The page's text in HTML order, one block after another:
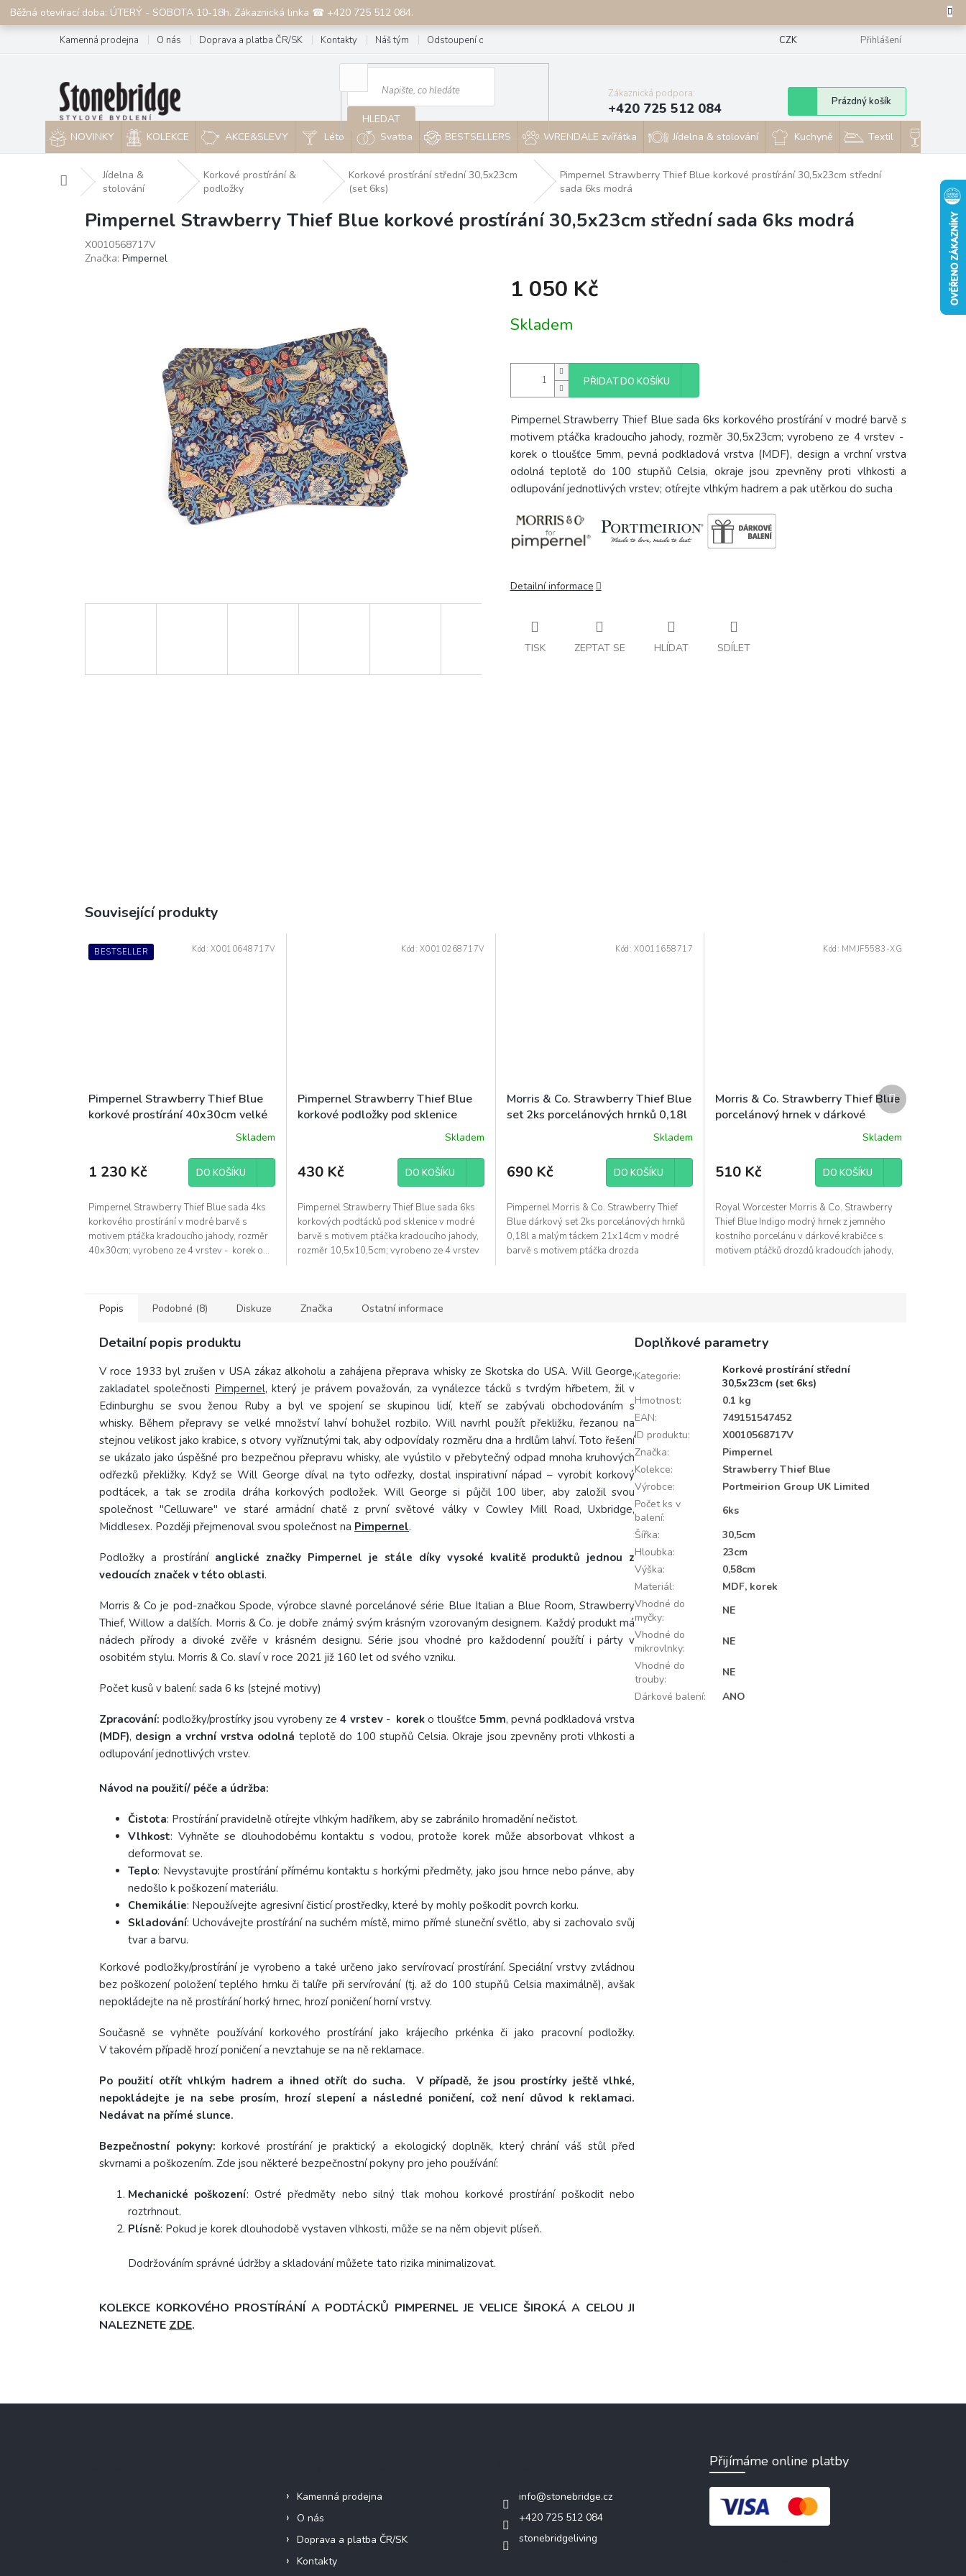
PřejítBěžná otevírací doba: ÚTERÝ - SOBOTA 10-18h. Zákaznická linka ☎ +420 725 512 084.
Kamenná prodejna O nás Doprava a platba ČR/SK Kontakty Náš tým Odstoupení od smlouvy CZK Přihlášení
HLEDAT
Zákaznická podpora:
+420 725 512 084
Nákupní
košík
Prázdný košík
NOVINKY KOLEKCE AKCE&SLEVY Léto Svatba BESTSELLERS WRENDALE zvířátka Jídelna & stolování Kuchyně Textil
Domů Jídelna &
stolování
Korkové prostírání &
podložky
Korkové prostírání střední 30,5x23cm
(set 6ks)
Pimpernel Strawberry Thief Blue korkové prostírání 30,5x23cm střední
sada 6ks modrá
Pimpernel Strawberry Thief Blue korkové prostírání 30,5x23cm střední sada 6ks modrá
X0010568717V
Značka: Pimpernel
1 050 Kč
cena:
Skladem
PŘIDAT DO KOŠÍKU
Pimpernel Strawberry Thief Blue sada 6ks korkového prostírání v modré barvě s
motivem ptáčka kradoucího jahody, rozměr 30,5x23cm; vyrobeno ze 4 vrstev -
korek o tloušťce 5mm, pevná podkladová vrstva (MDF), design a vrchní vrstva
odolná teplotě do 100 stupňů Celsia, okraje jsou zpevněny proti vlhkosti a
odlupování jednotlivých vrstev; otírejte vlhkým hadrem a pak utěrkou do sucha
Detailní informace
TISK ZEPTAT SE HLÍDAT SDÍLET
Související produkty
BESTSELLER
Pimpernel Strawberry Thief Blue
korkové prostírání 40x30cm velké
Skladem
1 230 Kč DO KOŠÍKU
Pimpernel Strawberry Thief Blue sada 4ks
korkového prostírání v modré barvě s
motivem ptáčka kradoucího jahody, rozměr
40x30cm; vyrobeno ze 4 vrstev - korek o...
Kód: X0010648717V
Pimpernel Strawberry Thief Blue
korkové podložky pod sklenice
10,5x10,5cm sada 6ks modráSkladem
430 Kč DO KOŠÍKU
Pimpernel Strawberry Thief Blue sada 6ks
korkových podtácků pod sklenice v modré
barvě s motivem ptáčka kradoucího jahody,
rozměr 10,5x10,5cm; vyrobeno ze 4 vrstev
Kód: X0010268717V
Morris & Co. Strawberry Thief Blue
set 2ks porcelánových hrnků 0,18l
Skladem
690 Kč DO KOŠÍKU
Pimpernel Morris & Co. Strawberry Thief
Blue dárkový set 2ks porcelánových hrnků
0,18l a malým táckem 21x14cm v modré
barvě s motivem ptáčka drozda
Kód: X0011658717
Morris & Co. Strawberry Thief Blue
porcelánový hrnek v dárkové
Skladem
510 Kč DO KOŠÍKU
Royal Worcester Morris & Co. Strawberry
Thief Blue Indigo modrý hrnek z jemného
kostního porcelánu v dárkové krabičce s
motivem ptáčků drozdů kradoucích jahody,
Kód: MMJF5583-XG
Další
produkt
Popis Podobné (8) Diskuze Značka Ostatní informace
Detailní popis produktu
V roce 1933 byl zrušen v USA zákaz alkoholu a zahájena přeprava whisky ze Skotska do USA. Will George,
zakladatel společnosti Pimpernel, který je právem považován, za vynálezce tácků s tvrdým hřbetem, žil v
Edinburghu se svou ženou Ruby a byl ve spojení se skupinou lidí, kteří se zabývali obchodováním s
whisky. Během přepravy se velké množství lahví bohužel rozbilo. Will navrhl použít překližku, řezanou na
stejnou velikost jako krabice, s otvory vyříznutými tak, aby odpovídaly rozměru dna a hrdlům lahví. Toto řešení
se ukázalo jako úspěšné pro bezpečnou přepravu whisky, ale vyústilo v přebytečný odpad mnoha kruhových
odřezků překližky. Když se Will George díval na tyto odřezky, dostal inspirativní nápad – vyrobit korkový
podtácek, a tak se zrodila dráha korkových podložek. Will George si půjčil 100 liber, aby založil svou
společnost "Celluware" ve staré armádní chatě z první světové války v Cowley Mill Road, Uxbridge,
Middlesex. Později přejmenoval svou společnost na Pimpernel.
Podložky a prostírání anglické značky Pimpernel je stále díky vysoké kvalitě produktů jednou z
vedoucích značek v této oblasti.
Morris & Co je pod-značkou Spode, výrobce slavné porcelánové série Blue Italian a Blue Room, Strawberry
Thief, Willow a dalších. Morris & Co. je dobře známý svým krásným vzorovaným designem. Každý produkt má
nádech přírody a divoké zvěře v krásném designu. Série jsou vhodné pro každodenní použítí i párty v
osobitém stylu. Morris & Co. slaví v roce 2021 již 160 let od svého vzniku.
Počet kusů v balení: sada 6 ks (stejné motivy)
Zpracování: podložky/prostírky jsou vyrobeny ze4 vrstev- koreko tloušťce5mm, pevná podkladová vrstva
(MDF), design a vrchní vrstva odolná teplotě do 100 stupňů Celsia. Okraje jsou zpevněny proti vlhkosti a
odlupování jednotlivých vrstev.
Návod na použití/ péče a údržba:
Čistota: Prostírání pravidelně otírejte vlhkým hadříkem, aby se zabránilo hromadění nečistot.
Vlhkost: Vyhněte se dlouhodobému kontaktu s vodou, protože korek může absorbovat vlhkost a
deformovat se.
Teplo: Nevystavujte prostírání přímému kontaktu s horkými předměty, jako jsou hrnce nebo pánve, aby
nedošlo k poškození materiálu.
Chemikálie: Nepoužívejte agresivní čisticí prostředky, které by mohly poškodit povrch korku.
Skladování: Uchovávejte prostírání na suchém místě, mimo přímé sluneční světlo, aby si zachovalo svůj
tvar a barvu.
Korkové podložky/prostírání je vyrobeno a také určeno jako servírovací prostírání. Speciální vrstvy zvládnou
bez poškození položení teplého hrnku či talíře při servírování (tj. až do 100 stupňů Celsia maximálně), avšak
nepokládejte na ně prostírání horký hrnec, hrozí poničení horní vrstvy.
Současně se vyhněte používání korkového prostírání jako krájecího prkénka či jako pracovní podložky.
V takovém případě hrozí poničení a nevztahuje se na ně reklamace.
Po použití otřít vhlkým hadrem a ihned otřít do sucha. V případě, že jsou prostírky ještě vlhké,
nepokládejte je na sebe prosím, hrozí slepení a následné poničení, což není důvod k reklamaci.
Nedávat na přímé slunce.
Bezpečnostní pokyny:korkové prostírání je praktický a ekologický doplněk, který chrání váš stůl před
skvrnami a poškozením. Zde jsou některé bezpečnostní pokyny pro jeho používání:
Mechanické poškození: Ostré předměty nebo silný tlak mohou korkové prostírání poškodit nebo
roztrhnout.
Plísně: Pokud je korek dlouhodobě vystaven vlhkosti, může se na něm objevit plíseň.
Dodržováním správné údržby a skladování můžete tato rizika minimalizovat.
KOLEKCE KORKOVÉHO PROSTÍRÁNÍ A PODTÁCKŮ PIMPERNEL JE VELICE ŠIROKÁ A CELOU JI
NALEZNETE ZDE.
Doplňkové parametry
Kategorie:
Korkové prostírání střední
30,5x23cm (set 6ks)
Hmotnost:
0.1 kg
EAN:
749151547452
ID produktu:
X0010568717V
Značka:
Pimpernel
Kolekce:
Strawberry Thief Blue
Výrobce:
Portmeirion Group UK Limited
Počet ks v
balení:
6ks
Šířka:
30,5cm
Hloubka:
23cm
Výška:
0,58cm
Materiál:
MDF, korek
Vhodné do
myčky:
NE
Vhodné do
mikrovlnky:
NE
Vhodné do
trouby:
NE
Dárkové balení: ANO
Kamenná prodejna
O nás
Doprava a platba ČR/SK
Kontakty
info@stonebridge.cz
+420 725 512 084
stonebridgeliving
Přijímáme online platby